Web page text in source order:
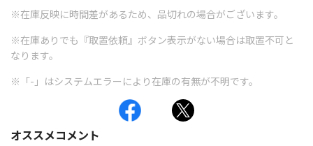
※在庫反映に時間差があるため、品切れの場合がございます。
※在庫ありでも『取置依頼』ボタン表示がない場合は取置不可と
なります。
※「-」はシステムエラーにより在庫の有無が不明です。
オススメコメント